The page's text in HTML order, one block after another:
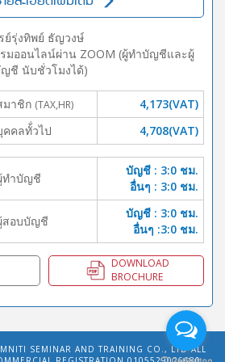
ย์รุ่งทิพย์ ธัญวงษ์
มออนไลน์ผ่าน ZOOM (ผู้ทำบัญชีและผู้
ชี นับชั่วโมงได้)
มาชิก (TAX,HR)
4,173(VAT)
คคลทั้่วไป
4,708(VAT)
ทำบัญชี
บัญชี : 3:0 ชม.
อื่นๆ : 3:0 ชม.
สอบบัญชี
บัญชี : 3:0 ชม.
อื่นๆ :3:0 ชม.
DOWNLOAD
BROCHURE
SEMINAR AND TRAINING CO., LTDALL